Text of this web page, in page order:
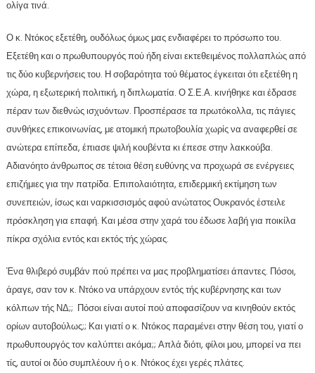
ολίγα τινά.
Ο κ. Ντόκος εξετέθη, ουδόλως όμως μας ενδιαφέρει το πρόσωπο του.
Εξετέθη και ο πρωθυπουργός πού ήδη είναι εκτεθειμένος πολλαπλώς από
τις δύο κυβερνήσεις του. Η σοβαρότητα τού θέματος έγκειται ότι εξετέθη η
χώρα, η εξωτερική πολιτική, η διπλωματία. Ο Σ.Ε.Α. κινήθηκε και έδρασε
πέραν των διεθνώς ισχυόντων. Προσπέρασε τα πρωτόκολλα, τις πάγιες
συνθήκες επικοινωνίας, με ατομική πρωτοβουλία χωρίς να αναφερθεί σε
ανώτερα επίπεδα, έπιασε ψιλή κουβέντα κι έπεσε στην λακκούβα.
Αδιανόητο άνθρωπος σε τέτοια θέση ευθύνης να προχωρά σε ενέργειες
επιζήμιες για την πατρίδα. Επιπολαιότητα, επιδερμική εκτίμηση των
συνεπειών, ίσως και ναρκισσισμός αφού ανώτατος Ουκρανός έστειλε
πρόσκληση για επαφή. Και μέσα στην χαρά του έδωσε λαβή για ποικίλα
πίκρα σχόλια εντός και εκτός τής χώρας.
Ένα θλιβερό συμβάν πού πρέπει να μας προβληματίσει άπαντες. Πόσοι,
άραγε, σαν τον κ. Ντόκο να υπάρχουν εντός τής κυβέρνησης και των
κόλπων τής ΝΔ;; Πόσοι είναι αυτοί πού αποφασίζουν να κινηθούν εκτός
ορίων αυτοβούλως;; Και γιατί ο κ. Ντόκος παραμένει στην θέση του, γιατί ο
πρωθυπουργός τον καλύπτει ακόμα;; Απλά διότι, φίλοι μου, μπορεί να πει
τίς, αυτοί οι δύο συμπλέουν ή ο κ. Ντόκος έχει γερές πλάτες.